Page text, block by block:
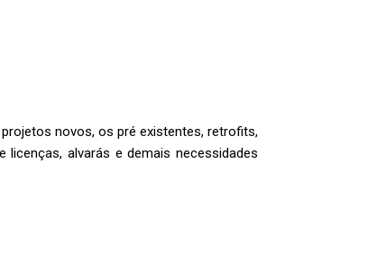
novos, os pré existentes, retrofits,
alvarás e demais necessidades